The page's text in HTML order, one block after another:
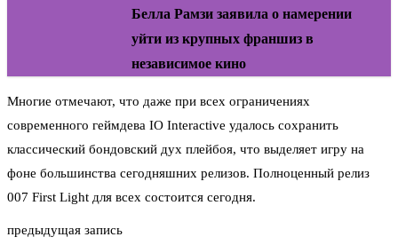
Белла Рамзи заявила о намерении
уйти из крупных франшиз в
независимое кино
Многие отмечают, что даже при всех ограничениях
современного геймдева IO Interactive удалось сохранить
классический бондовский дух плейбоя, что выделяет игру на
фоне большинства сегодняшних релизов. Полноценный релиз
007 First Light для всех состоится сегодня.
предыдущая запись